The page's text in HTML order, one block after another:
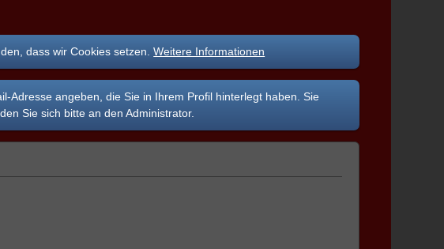
dass wir Cookies setzen.Weitere Informationen
Adresse angeben, die Sie in Ihrem Profil hinterlegt haben. Sie
Sie sich bitte an den Administrator.